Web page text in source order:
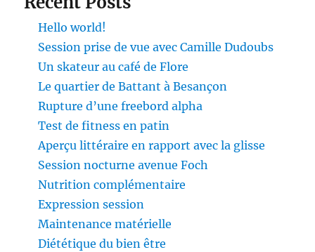
Hello world!
Session prise de vue avec Camille Dudoubs
Un skateur au café de Flore
Le quartier de Battant à Besançon
Rupture d’une freebord alpha
Test de fitness en patin
Aperçu littéraire en rapport avec la glisse
Session nocturne avenue Foch
Nutrition complémentaire
Expression session
Maintenance matérielle
Diététique du bien être